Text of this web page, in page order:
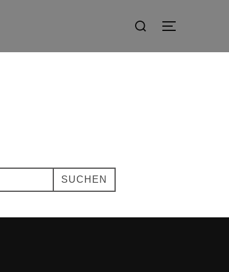
Suchen
SUCHEN